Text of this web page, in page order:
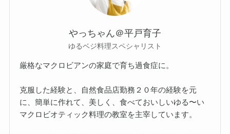
やっちゃん＠平戸育子
ゆるベジ料理スペシャリスト
厳格なマクロビアンの家庭で育ち過食症に。
克服した経験と、自然食品店勤務２０年の経験を元
に、簡単に作れて、美しく、食べておいしいゆる〜い
マクロビオティック料理の教室を主宰しています。